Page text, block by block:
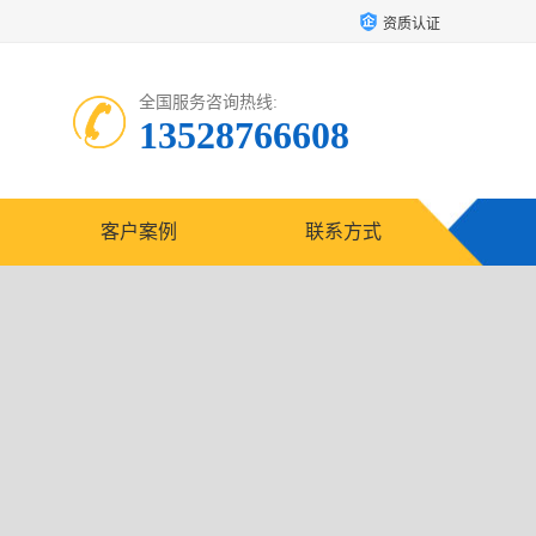
资质认证
全国服务咨询热线:
13528766608
客户案例 联系方式